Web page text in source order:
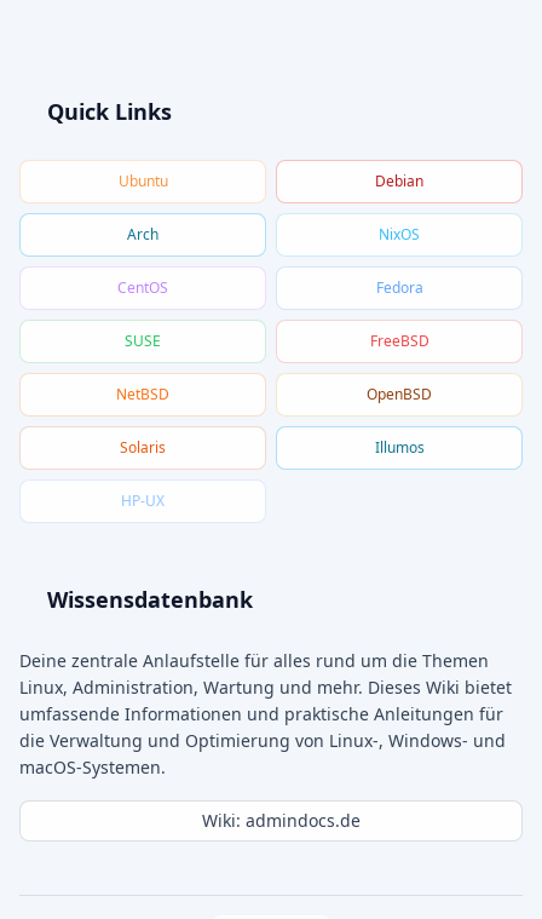
Quick Links
Ubuntu Debian
Arch NixOS
CentOS Fedora
SUSE FreeBSD
NetBSD OpenBSD
Solaris Illumos
HP-UX
Wissensdatenbank
Deine zentrale Anlaufstelle für alles rund um die Themen
Linux, Administration, Wartung und mehr. Dieses Wiki bietet
umfassende Informationen und praktische Anleitungen für
die Verwaltung und Optimierung von Linux-, Windows- und
macOS-Systemen.
Wiki: admindocs.de